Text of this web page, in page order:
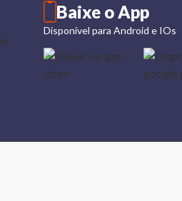
Baixe o App
Disponível para Android e IOs